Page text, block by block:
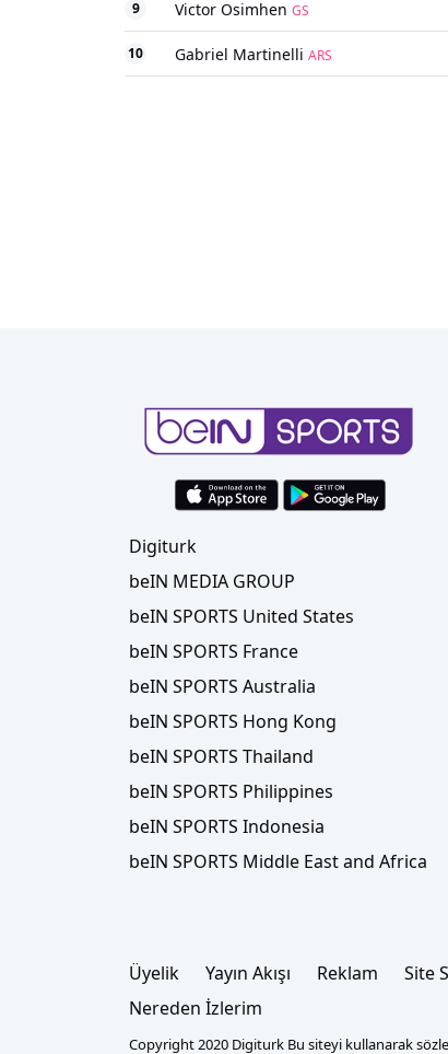
9 Victor Osimhen GS
10 Gabriel Martinelli ARS
Digiturk
beIN MEDIA GROUP
beIN SPORTS United States
beIN SPORTS France
beIN SPORTS Australia
beIN SPORTS Hong Kong
beIN SPORTS Thailand
beIN SPORTS Philippines
beIN SPORTS Indonesia
beIN SPORTS Middle East and Africa
Üyelik Yayın Akışı Reklam Site
Nereden İzlerim
Copyright 2020 Digiturk Bu siteyi kullanarak